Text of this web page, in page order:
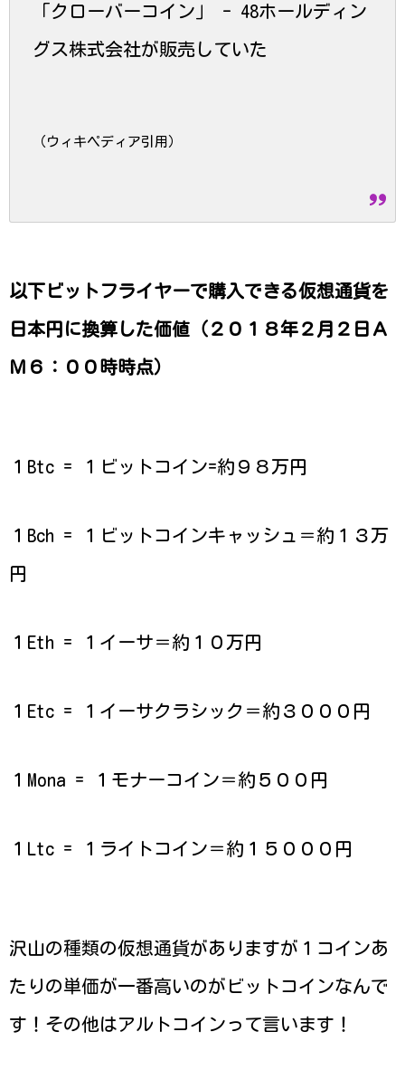
「クローバーコイン」 - 48ホールディン
グス株式会社が販売していた
（ウィキペディア引用）
以下ビットフライヤーで購入できる仮想通貨を
日本円に換算した価値（２０１８年２月２日Ａ
Ｍ６：００時時点）
１Btc = １ビットコイン=約９８万円
１Bch = １ビットコインキャッシュ＝約１３万
円
１Eth = １イーサ＝約１０万円
１Etc = １イーサクラシック＝約３０００円
１Mona = １モナーコイン＝約５００円
１Ltc = １ライトコイン＝約１５０００円
沢山の種類の仮想通貨がありますが１コインあ
たりの単価が一番高いのがビットコインなんで
す！その他はアルトコインって言います！